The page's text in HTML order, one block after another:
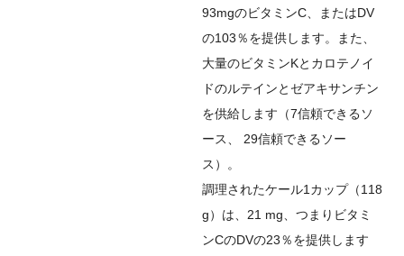
93mgのビタミンC、またはDV
の103％を提供します。また、
大量のビタミンKとカロテノイ
ドのルテインとゼアキサンチン
を供給します（7信頼できるソ
ース
29信頼できるソー
ス ）。
調理されたケール1カップ（118
g）は、21 mg、つまりビタミ
ンCのDVの23％を提供します